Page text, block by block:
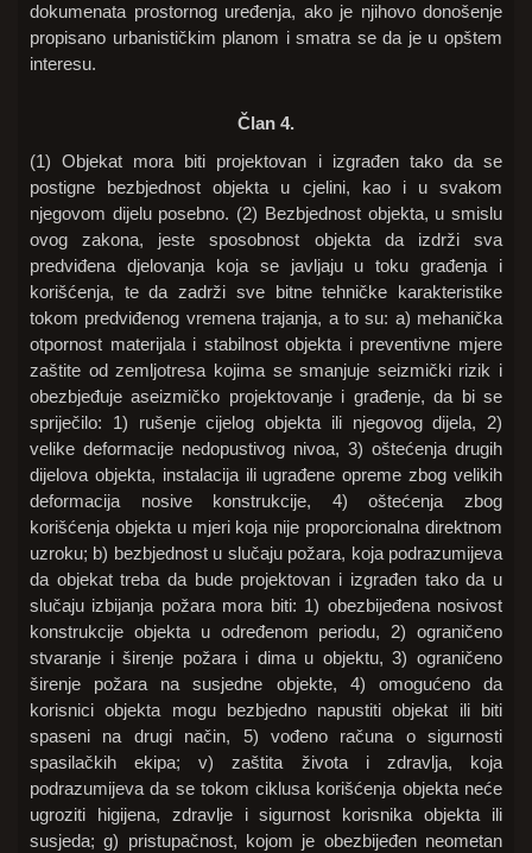
dokumenata prostornog uređenja, ako je njihovo donošenje
propisano urbanističkim planom i smatra se da je u opštem
interesu.
Član 4.
(1) Objekat mora biti projektovan i izgrađen tako da se
postigne bezbjednost objekta u cjelini, kao i u svakom
njegovom dijelu posebno. (2) Bezbjednost objekta, u smislu
ovog zakona, jeste sposobnost objekta da izdrži sva
predviđena djelovanja koja se javljaju u toku građenja i
korišćenja, te da zadrži sve bitne tehničke karakteristike
tokom predviđenog vremena trajanja, a to su: a) mehanička
otpornost materijala i stabilnost objekta i preventivne mjere
zaštite od zemljotresa kojima se smanjuje seizmički rizik i
obezbjeđuje aseizmičko projektovanje i građenje, da bi se
spriječilo: 1) rušenje cijelog objekta ili njegovog dijela, 2)
velike deformacije nedopustivog nivoa, 3) oštećenja drugih
dijelova objekta, instalacija ili ugrađene opreme zbog velikih
deformacija nosive konstrukcije, 4) oštećenja zbog
korišćenja objekta u mjeri koja nije proporcionalna direktnom
uzroku; b) bezbjednost u slučaju požara, koja podrazumijeva
da objekat treba da bude projektovan i izgrađen tako da u
slučaju izbijanja požara mora biti: 1) obezbijeđena nosivost
konstrukcije objekta u određenom periodu, 2) ograničeno
stvaranje i širenje požara i dima u objektu, 3) ograničeno
širenje požara na susjedne objekte, 4) omogućeno da
korisnici objekta mogu bezbjedno napustiti objekat ili biti
spaseni na drugi način, 5) vođeno računa o sigurnosti
spasilačkih ekipa; v) zaštita života i zdravlja, koja
podrazumijeva da se tokom ciklusa korišćenja objekta neće
ugroziti higijena, zdravlje i sigurnost korisnika objekta ili
susjeda; g) pristupačnost, kojom je obezbijeđen neometan